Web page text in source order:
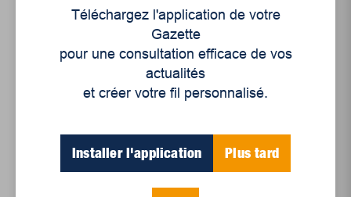
Un siècle de Mauriciennes dans la presse
Téléchargez l'application de votre
Gazette
pour une consultation efficace de vos
actualités
et créer votre fil personnalisé.
Installer l'application Plus tard